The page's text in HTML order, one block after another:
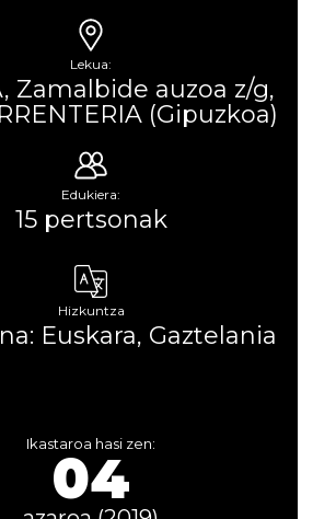
Lekua:
Zamalbide auzoa z/g,
(Gipuzkoa)
Edukiera:
15 pertsonak
Hizkuntza
Euskara, Gaztelania
Ikastaroa hasi zen:
04